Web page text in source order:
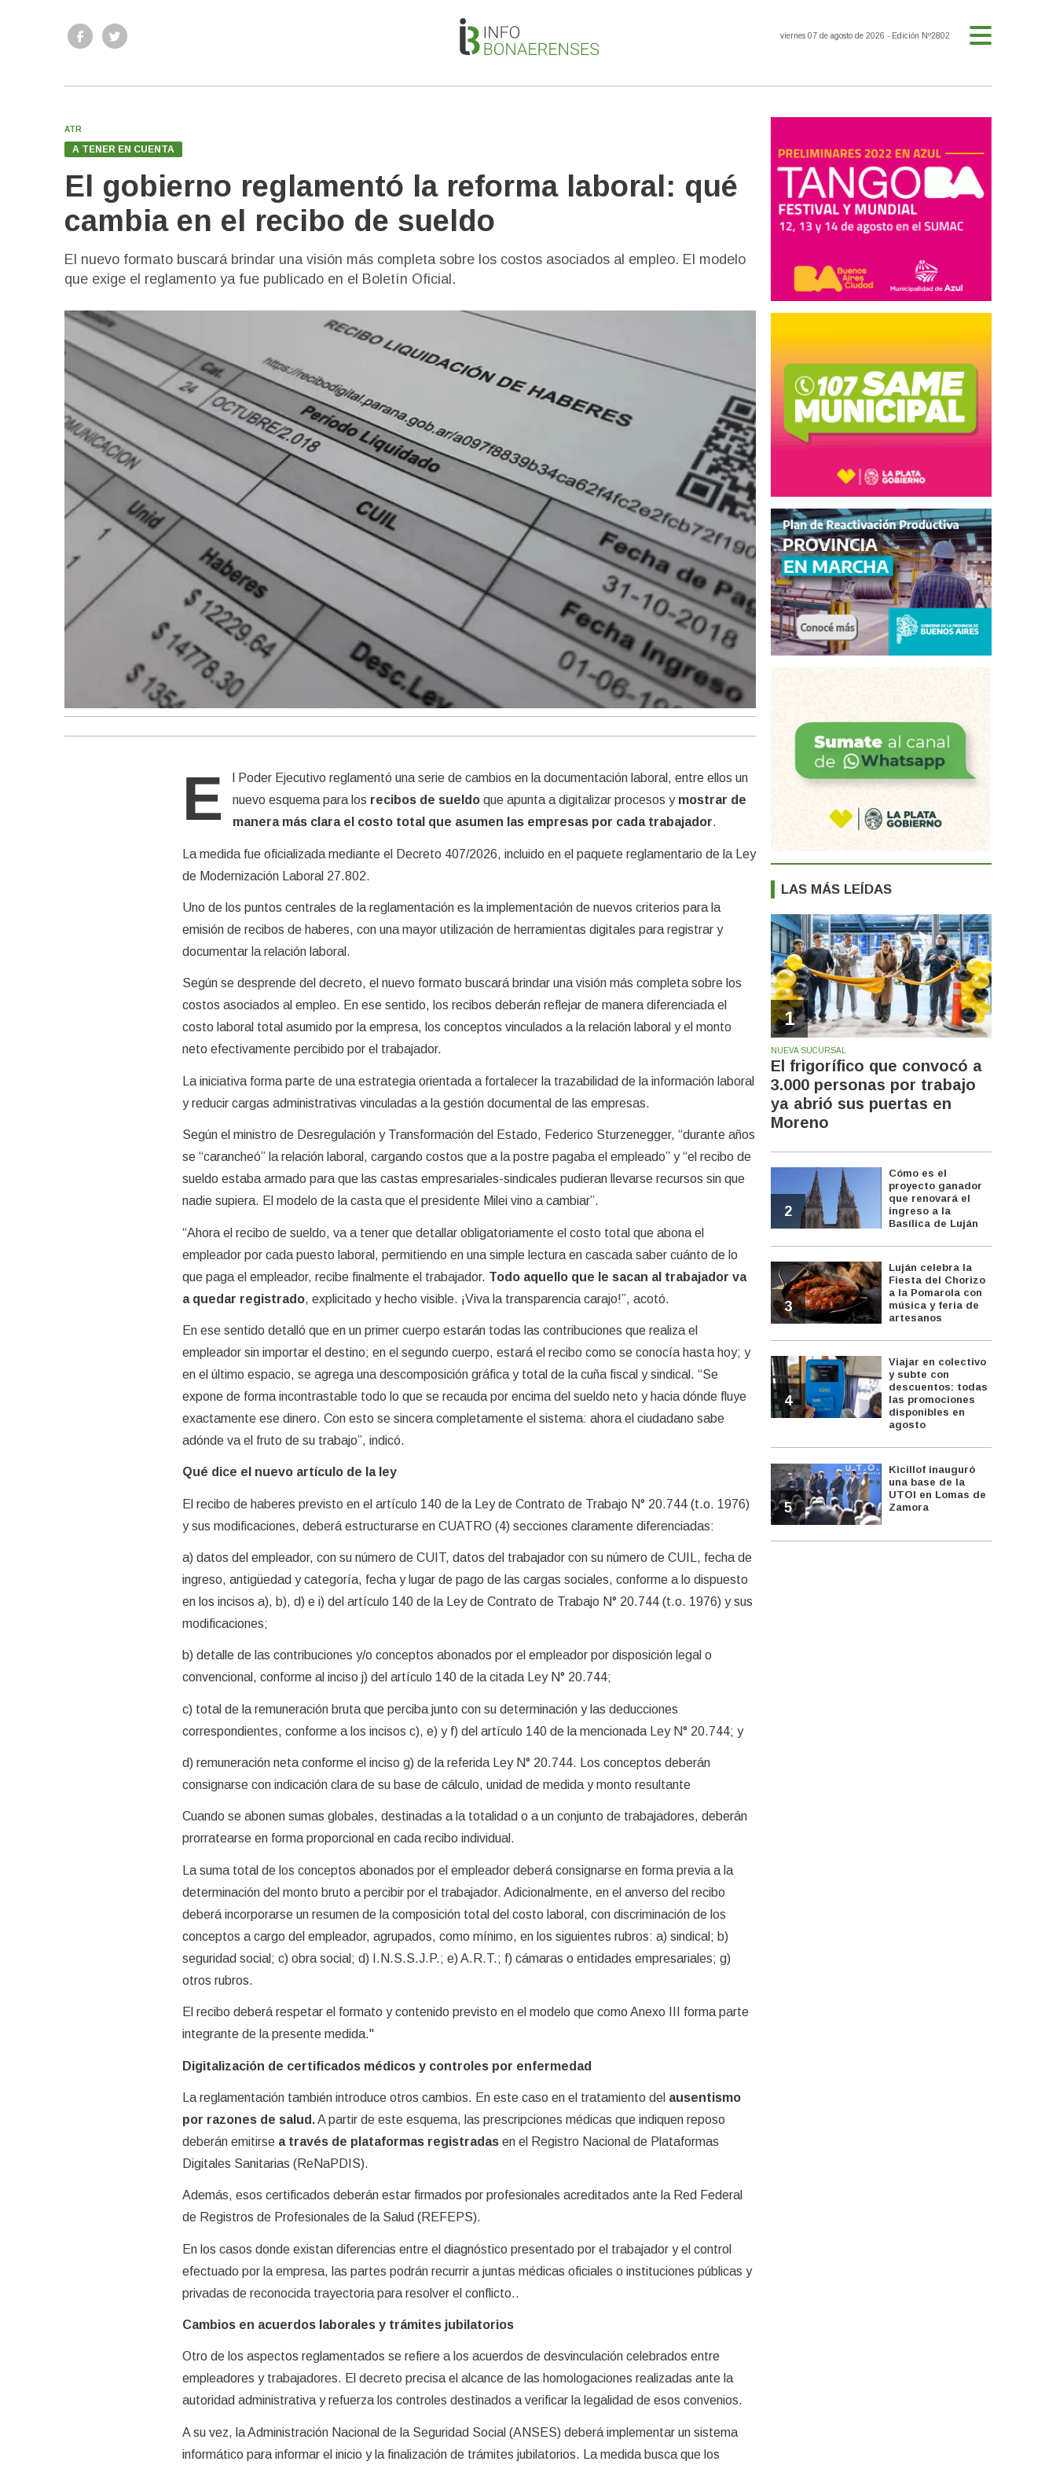
viernes 07 de agosto de 2026 - Edición Nº2802
ATR
A TENER EN CUENTA
El gobierno reglamentó la reforma laboral: qué
cambia en el recibo de sueldo
El nuevo formato buscará brindar una visión más completa sobre los costos asociados al empleo. El modelo
que exige el reglamento ya fue publicado en el Boletín Oficial.
E
l Poder Ejecutivo reglamentó una serie de cambios en la documentación laboral, entre ellos un
nuevo esquema para los recibos de sueldoque apunta a digitalizar procesos y mostrar de
manera más clara el costo total que asumen las empresas por cada trabajador.
La medida fue oficializada mediante el Decreto 407/2026, incluido en el paquete reglamentario de la Ley
de Modernización Laboral 27.802.
Uno de los puntos centrales de la reglamentación es la implementación de nuevos criterios para la
emisión de recibos de haberes, con una mayor utilización de herramientas digitales para registrar y
documentar la relación laboral.
Según se desprende del decreto, el nuevo formato buscará brindar una visión más completa sobre los
costos asociados al empleo. En ese sentido, los recibos deberán reflejar de manera diferenciada el
costo laboral total asumido por la empresa, los conceptos vinculados a la relación laboral y el monto
neto efectivamente percibido por el trabajador.
La iniciativa forma parte de una estrategia orientada a fortalecer la trazabilidad de la información laboral
y reducir cargas administrativas vinculadas a la gestión documental de las empresas.
Según el ministro de Desregulación y Transformación del Estado, Federico Sturzenegger, “durante años
se “carancheó” la relación laboral, cargando costos que a la postre pagaba el empleado” y “el recibo de
sueldo estaba armado para que las castas empresariales-sindicales pudieran llevarse recursos sin que
nadie supiera. El modelo de la casta que el presidente Milei vino a cambiar”.
“Ahora el recibo de sueldo, va a tener que detallar obligatoriamente el costo total que abona el
empleador por cada puesto laboral, permitiendo en una simple lectura en cascada saber cuánto de lo
que paga el empleador, recibe finalmente el trabajador. Todo aquello que le sacan al trabajador va
a quedar registrado, explicitado y hecho visible. ¡Viva la transparencia carajo!”, acotó.
En ese sentido detalló que en un primer cuerpo estarán todas las contribuciones que realiza el
empleador sin importar el destino; en el segundo cuerpo, estará el recibo como se conocía hasta hoy; y
en el último espacio, se agrega una descomposición gráfica y total de la cuña fiscal y sindical. “Se
expone de forma incontrastable todo lo que se recauda por encima del sueldo neto y hacia dónde fluye
exactamente ese dinero. Con esto se sincera completamente el sistema: ahora el ciudadano sabe
adónde va el fruto de su trabajo”, indicó.
Qué dice el nuevo artículo de la ley
El recibo de haberes previsto en el artículo 140 de la Ley de Contrato de Trabajo N° 20.744 (t.o. 1976)
y sus modificaciones, deberá estructurarse en CUATRO (4) secciones claramente diferenciadas:
a) datos del empleador, con su número de CUIT, datos del trabajador con su número de CUIL, fecha de
ingreso, antigüedad y categoría, fecha y lugar de pago de las cargas sociales, conforme a lo dispuesto
en los incisos a), b), d) e i) del artículo 140 de la Ley de Contrato de Trabajo N° 20.744 (t.o. 1976) y sus
modificaciones;
b) detalle de las contribuciones y/o conceptos abonados por el empleador por disposición legal o
convencional, conforme al inciso j) del artículo 140 de la citada Ley N° 20.744;
c) total de la remuneración bruta que perciba junto con su determinación y las deducciones
correspondientes, conforme a los incisos c), e) y f) del artículo 140 de la mencionada Ley N° 20.744; y
d) remuneración neta conforme el inciso g) de la referida Ley N° 20.744. Los conceptos deberán
consignarse con indicación clara de su base de cálculo, unidad de medida y monto resultante
Cuando se abonen sumas globales, destinadas a la totalidad o a un conjunto de trabajadores, deberán
prorratearse en forma proporcional en cada recibo individual.
La suma total de los conceptos abonados por el empleador deberá consignarse en forma previa a la
determinación del monto bruto a percibir por el trabajador. Adicionalmente, en el anverso del recibo
deberá incorporarse un resumen de la composición total del costo laboral, con discriminación de los
conceptos a cargo del empleador, agrupados, como mínimo, en los siguientes rubros: a) sindical; b)
seguridad social; c) obra social; d) I.N.S.S.J.P.; e) A.R.T.; f) cámaras o entidades empresariales; g)
otros rubros.
El recibo deberá respetar el formato y contenido previsto en el modelo que como Anexo III forma parte
integrante de la presente medida."
Digitalización de certificados médicos y controles por enfermedad
La reglamentación también introduce otros cambios. En este caso en el tratamiento del ausentismo
por razones de salud.A partir de este esquema, las prescripciones médicas que indiquen reposo
deberán emitirse a través de plataformas registradasen el Registro Nacional de Plataformas
Digitales Sanitarias (ReNaPDIS).
Además, esos certificados deberán estar firmados por profesionales acreditados ante la Red Federal
de Registros de Profesionales de la Salud (REFEPS).
En los casos donde existan diferencias entre el diagnóstico presentado por el trabajador y el control
efectuado por la empresa, las partes podrán recurrir a juntas médicas oficiales o instituciones públicas y
privadas de reconocida trayectoria para resolver el conflicto..
Cambios en acuerdos laborales y trámites jubilatorios
Otro de los aspectos reglamentados se refiere a los acuerdos de desvinculación celebrados entre
empleadores y trabajadores. El decreto precisa el alcance de las homologaciones realizadas ante la
autoridad administrativa y refuerza los controles destinados a verificar la legalidad de esos convenios.
A su vez, la Administración Nacional de la Seguridad Social (ANSES) deberá implementar un sistema
informático para informar el inicio y la finalización de trámites jubilatorios. La medida busca que los
LAS MÁS LEÍDAS
1
NUEVA SUCURSAL
El frigorífico que convocó a
3.000 personas por trabajo
ya abrió sus puertas en
Moreno
2
Cómo es el
proyecto ganador
que renovará el
ingreso a la
Basílica de Luján
3
Luján celebra la
Fiesta del Chorizo
a la Pomarola con
música y feria de
artesanos
4
Viajar en colectivo
y subte con
descuentos: todas
las promociones
disponibles en
agosto
5
Kicillof inauguró
una base de la
UTOI en Lomas de
Zamora